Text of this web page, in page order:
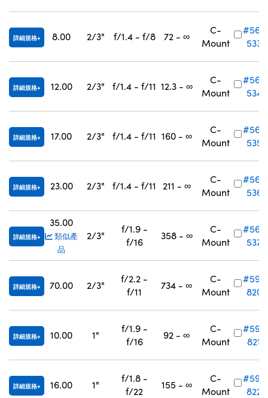
詳細規格 8.00 2/3" f/1.4 - f/8 72 - ∞
C-
Mount
#56-
533
詳細規格 12.00 2/3" f/1.4 - f/11 12.3 - ∞
C-
Mount
#56-
534
詳細規格 17.00 2/3" f/1.4 - f/11 160 - ∞
C-
Mount
#56-
535
詳細規格 23.00 2/3" f/1.4 - f/11 211 - ∞
C-
Mount
#56-
536
詳細規格
35.00
類似產
品
2/3"
f/1.9 -
f/16
358 - ∞
C-
Mount
#56-
537
詳細規格 70.00 2/3"
f/2.2 -
f/11
734 - ∞
C-
Mount
#59-
820
詳細規格 10.00 1"
f/1.9 -
f/16
92 - ∞
C-
Mount
#59-
821
詳細規格 16.00 1"
f/1.8 -
f/22
155 - ∞
C-
Mount
#59-
822